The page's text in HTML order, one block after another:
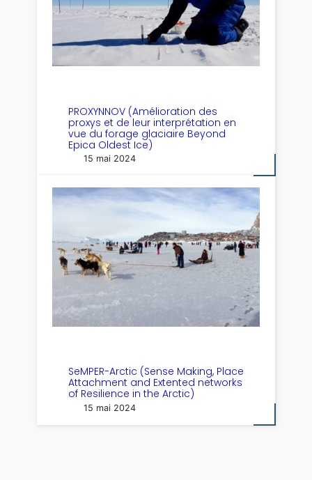
PROXYNNOV (Amélioration des
proxys et de leur interprétation en
vue du forage glaciaire Beyond
Epica Oldest Ice)
15 mai 2024
SeMPER-Arctic (Sense Making, Place
Attachment and Extented networks
of Resilience in the Arctic)
15 mai 2024